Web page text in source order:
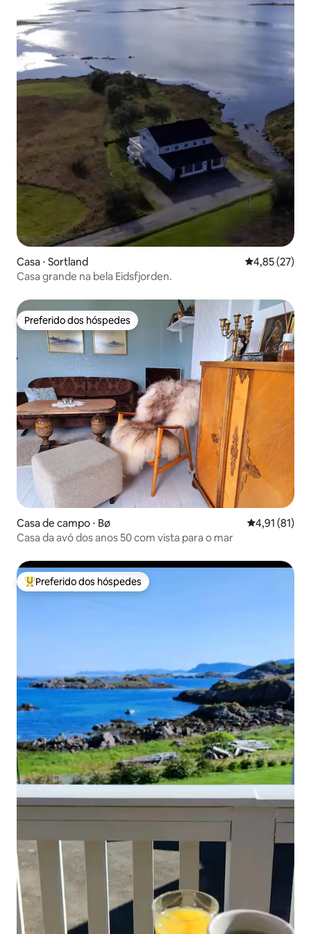
Casa ⋅ Sortland 4,85 de uma
4,85 (27)
Casa grande na bela Eidsfjorden.
Preferido dos hóspedes
Preferido dos hóspedes
Casa de campo ⋅ Bø 4,91 de uma
4,91 (81)
Casa da avó dos anos 50 com vista para o mar
Entre os melhores preferidos dos hóspedes
Preferido dos hóspedes